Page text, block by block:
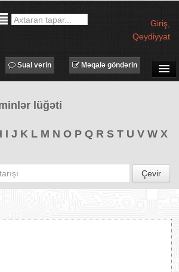
Giriş
Qeydiyyat
TƏDBİRLƏR
PROQRAMLAR
Məqalə göndərin
Sual verin
lüğəti
I J K L M N O P Q R S T U V W X
Çevir